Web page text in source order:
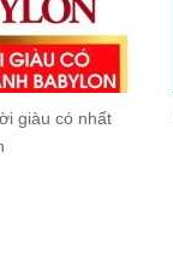
giàu có nhất